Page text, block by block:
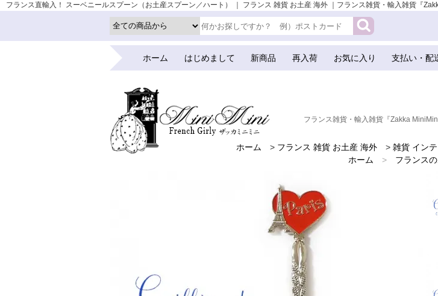
フランス直輸入！ スーベニールスプーン（お土産スプーン／ハート） ｜ フランス 雑貨 お土産 海外 ｜フランス雑貨・輸入雑貨『
ホーム はじめまして 新商品 再入荷 お気に入り 支払い・配
フランス雑貨・輸入雑貨『Zakka
ホーム > フランス 雑貨 お土産 海外 > 雑貨 イン
ホーム
>
フランス
フランス パリ お土産 ス
ホーム
海外 お土産 スーベ
ホーム